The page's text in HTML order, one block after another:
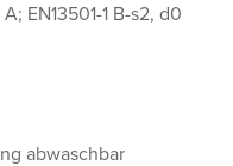
EN13501-1 B-s2, d0